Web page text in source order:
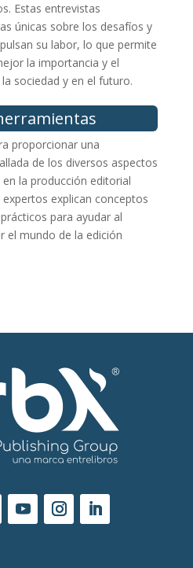
Estas entrevistas
únicas sobre los desafíos y
su labor, lo que permite
la importancia y el
sociedad y en el futuro.
proporcionar una
de los diversos aspectos
la producción editorial
explican conceptos
para ayudar al
el mundo de la edición